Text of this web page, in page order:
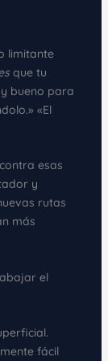
limitante
que tu
bueno para
«El
esas
y
rutas
más
el
fácil